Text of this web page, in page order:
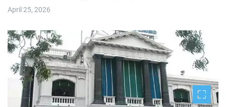
April 25, 2026